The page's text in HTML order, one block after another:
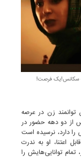
یک سکانس!یک فرصت!
زن در عرصه
از دو دهه حضور در
را دارد، نرسیده است
اعتنا، او به ندرت
توانایی‌هایش را